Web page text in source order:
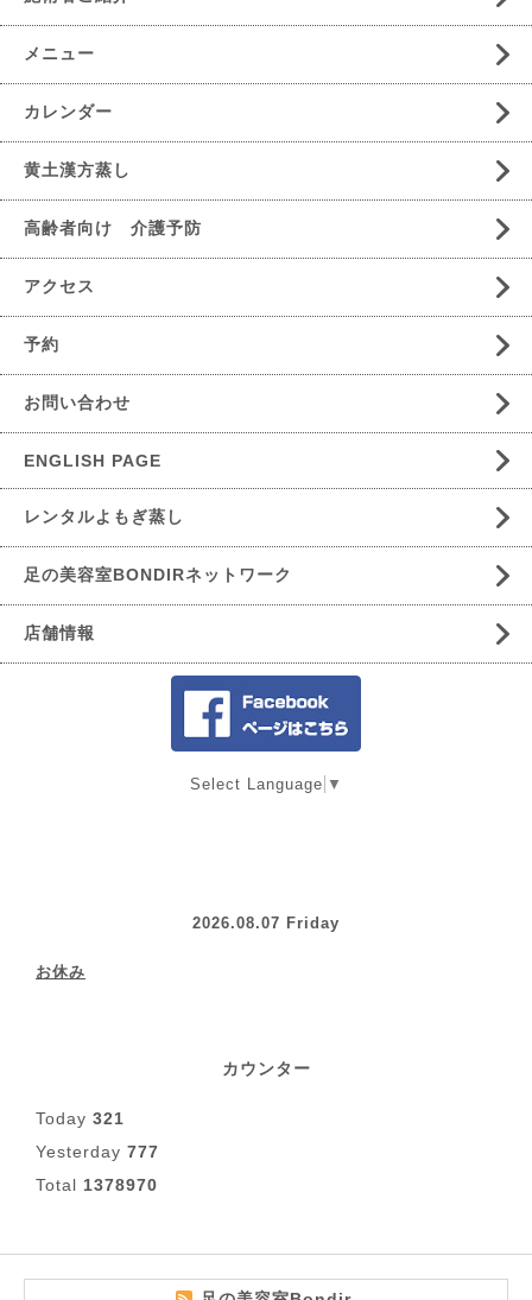
メニュー
カレンダー
黄土漢方蒸し
高齢者向け 介護予防
アクセス
予約
お問い合わせ
ENGLISH PAGE
レンタルよもぎ蒸し
足の美容室BONDIRネットワーク
店舗情報
Select Language ▼
2026.08.07 Friday
お休み
カウンター
Today 321
Yesterday 777
Total 1378970